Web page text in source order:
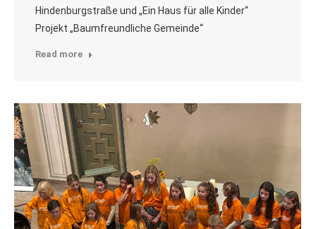
Hindenburgstraße und „Ein Haus für alle Kinder“
Projekt „Baumfreundliche Gemeinde“
Read more